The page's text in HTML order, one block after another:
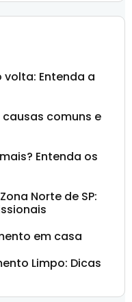
volta: Entenda a
comuns e
Entenda os
Norte de SP:
em casa
Limpo: Dicas